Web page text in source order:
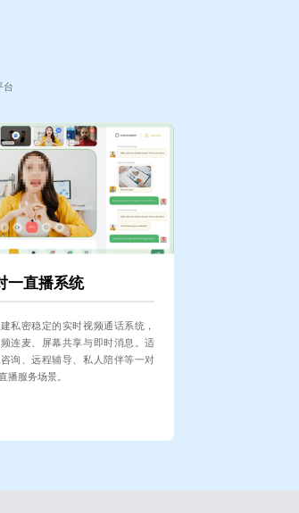
台
一直播系统
私密稳定的实时视频通话系统，
连麦、屏幕共享与即时消息。适
询、远程辅导、私人陪伴等一对
播服务场景。